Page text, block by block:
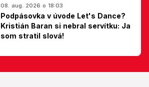
08. aug. 2026 o 18:03
Podpásovka v úvode Let's Dance?
Kristián Baran si nebral servítku: Ja
som stratil slová!